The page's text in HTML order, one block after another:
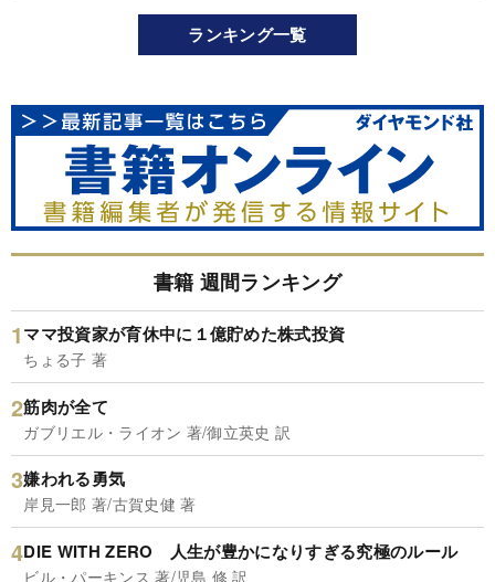
ランキング一覧
書籍 週間ランキング
ママ投資家が育休中に１億貯めた株式投資
ちょる子 著
筋肉が全て
ガブリエル・ライオン 著/御立英史 訳
嫌われる勇気
岸見一郎 著/古賀史健 著
DIE WITH ZERO 人生が豊かになりすぎる究極のルール
ビル・パーキンス 著/児島 修 訳